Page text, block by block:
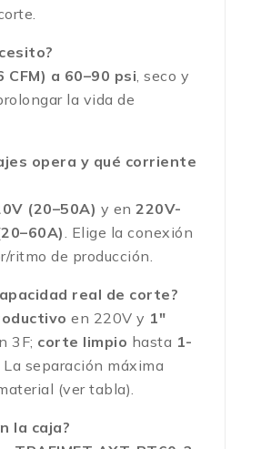
CFM) a 60–90 psi , seco y
la vida de
opera y qué corriente
(20–50A) y en 220V-
. Elige la conexión
ritmo de producción.
real de corte?
en 220V y 1″
3F; corte limpio hasta 1-
La separación máxima
(ver tabla).
la caja?